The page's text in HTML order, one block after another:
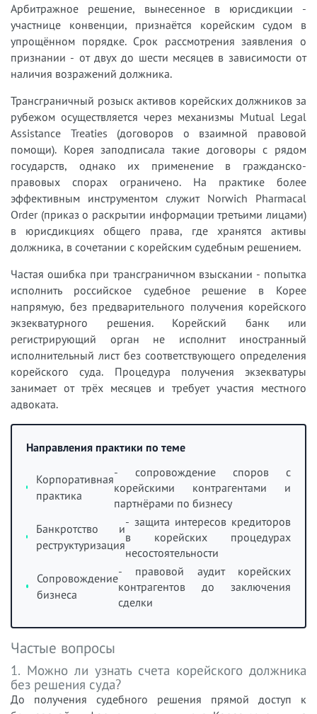
Арбитражное решение, вынесенное в юрисдикции -
участнице конвенции, признаётся корейским судом в
упрощённом порядке. Срок рассмотрения заявления о
признании - от двух до шести месяцев в зависимости от
наличия возражений должника.
Трансграничный розыск активов корейских должников за
рубежом осуществляется через механизмы Mutual Legal
Assistance Treaties (договоров о взаимной правовой
помощи). Корея заподписала такие договоры с рядом
государств, однако их применение в гражданско-
правовых спорах ограничено. На практике более
эффективным инструментом служит Norwich Pharmacal
Order (приказ о раскрытии информации третьими лицами)
в юрисдикциях общего права, где хранятся активы
должника, в сочетании с корейским судебным решением.
Частая ошибка при трансграничном взыскании - попытка
исполнить российское судебное решение в Корее
напрямую, без предварительного получения корейского
экзекватурного решения. Корейский банк или
регистрирующий орган не исполнит иностранный
исполнительный лист без соответствующего определения
корейского суда. Процедура получения экзекватуры
занимает от трёх месяцев и требует участия местного
адвоката.
Направления практики по теме
Корпоративная
практика
- сопровождение споров с
корейскими контрагентами и
партнёрами по бизнесу
Банкротство и
реструктуризация
- защита интересов кредиторов
в корейских процедурах
несостоятельности
Сопровождение
бизнеса
- правовой аудит корейских
контрагентов до заключения
сделки
Частые вопросы
1. Можно ли узнать счета корейского должника
без решения суда?
До получения судебного решения прямой доступ к